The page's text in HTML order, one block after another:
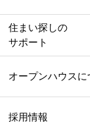
住まい探しの
サポート
オープンハウスに
採用情報